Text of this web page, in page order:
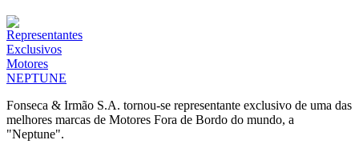
Fonseca & Irmão S.A. tornou-se representante exclusivo de uma das
melhores marcas de Motores Fora de Bordo do mundo, a
"Neptune".